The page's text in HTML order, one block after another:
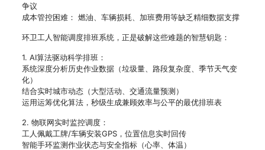
争议
成本管控困难： 燃油、车辆损耗、加班费用等缺乏精细数据支撑
环卫工人智能调度排班系统，正是破解这些难题的智慧钥匙：
1. AI算法驱动科学排班：
系统深度分析历史作业数据（垃圾量、路段复杂度、季节天气变
化）
结合实时城市动态（大型活动、交通流量预测）
运用运筹优化算法，秒级生成兼顾效率与公平的最优排班表
2. 物联网实时监控调度：
工人佩戴工牌/车辆安装GPS，位置信息实时回传
智能手环监测作业状态与安全指标（心率、体温）